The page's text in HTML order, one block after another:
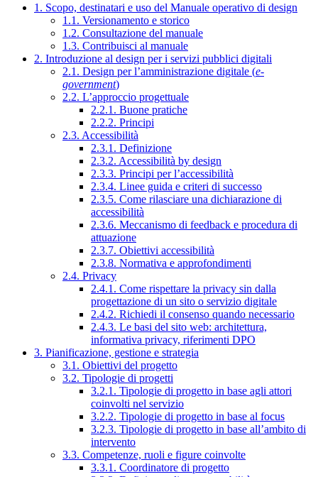
1. Scopo, destinatari e uso del Manuale operativo di design
1.1. Versionamento e storico
1.2. Consultazione del manuale
1.3. Contribuisci al manuale
2. Introduzione al design per i servizi pubblici digitali
2.1. Design per l’amministrazione digitale (e-
government)
2.2. L’approccio progettuale
2.2.1. Buone pratiche
2.2.2. Principi
2.3. Accessibilità
2.3.1. Definizione
2.3.2. Accessibilità by design
2.3.3. Principi per l’accessibilità
2.3.4. Linee guida e criteri di successo
2.3.5. Come rilasciare una dichiarazione di
accessibilità
2.3.6. Meccanismo di feedback e procedura di
attuazione
2.3.7. Obiettivi accessibilità
2.3.8. Normativa e approfondimenti
2.4. Privacy
2.4.1. Come rispettare la privacy sin dalla
progettazione di un sito o servizio digitale
2.4.2. Richiedi il consenso quando necessario
2.4.3. Le basi del sito web: architettura,
informativa privacy, riferimenti DPO
3. Pianificazione, gestione e strategia
3.1. Obiettivi del progetto
3.2. Tipologie di progetti
3.2.1. Tipologie di progetto in base agli attori
coinvolti nel servizio
3.2.2. Tipologie di progetto in base al focus
3.2.3. Tipologie di progetto in base all’ambito di
intervento
3.3. Competenze, ruoli e figure coinvolte
3.3.1. Coordinatore di progetto